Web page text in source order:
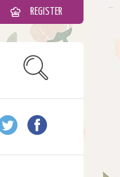
REGISTER